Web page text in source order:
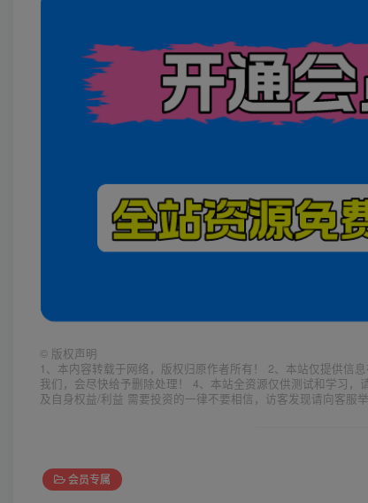
© 版权声明
1、本内容转载于网络，版权归原作者所有！ 2、本站仅提供信
我们，会尽快给予删除处理！ 4、本站全资源仅供测试和学习
及自身权益/利益 需要投资的一律不要相信，访客发现请向客
会员专属